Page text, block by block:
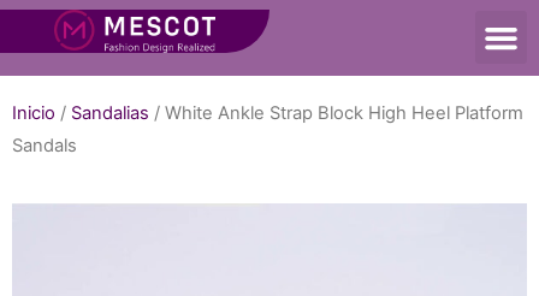
Inicio / Sandalias / White Ankle Strap Block High Heel Platform
Sandals